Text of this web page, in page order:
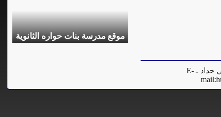
موقع مدرسة بنات حواره الثانوية
المدير العام للموقع - فادي مرعي حداد ـ E-
mail: